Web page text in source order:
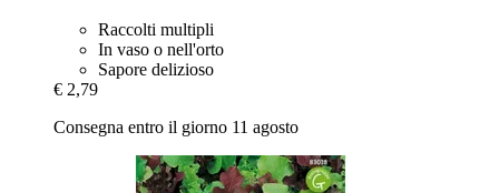
Raccolti multipli
In vaso o nell'orto
Sapore delizioso
€ 2,79
Consegna entro il giorno 11 agosto